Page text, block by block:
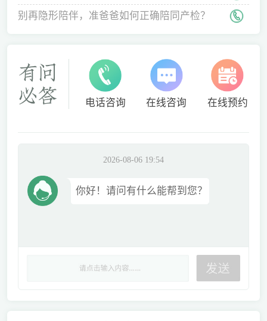
间
别再隐形陪伴，准爸爸如何正确陪同产检？
电话咨询 在线咨询 在线预约
2026-08-06 19:54
你好！请问有什么能帮到您？